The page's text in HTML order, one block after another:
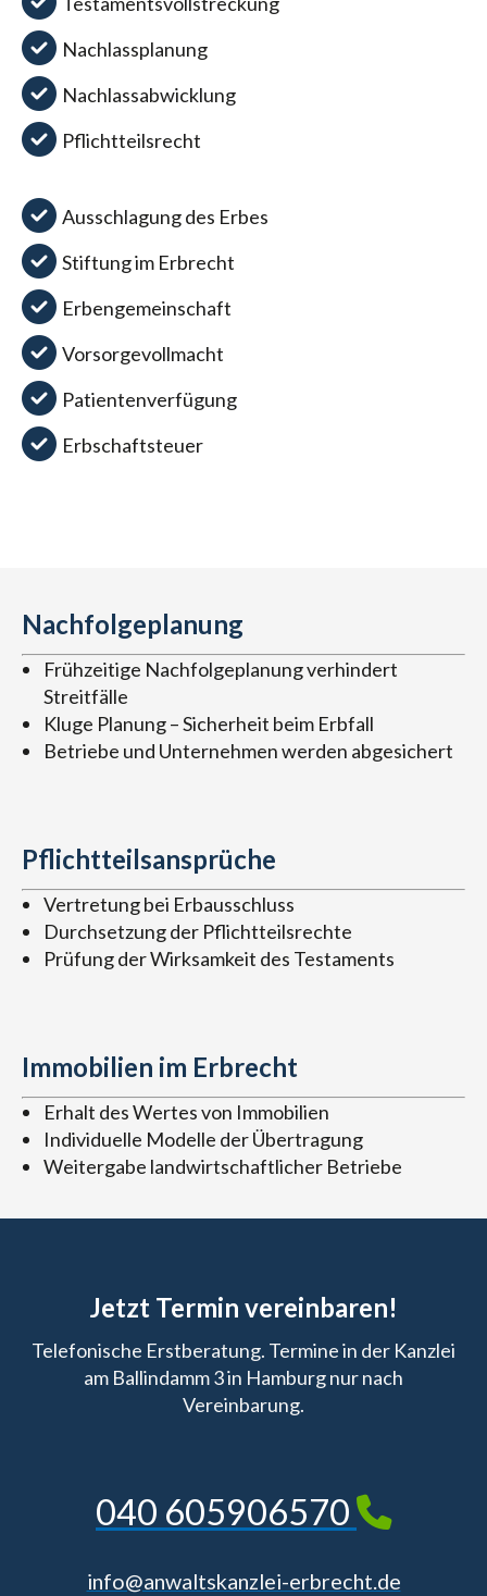
Nachlassplanung
Nachlassabwicklung
Pflichtteilsrecht
Ausschlagung des Erbes
Stiftung im Erbrecht
Erbengemeinschaft
Vorsorgevollmacht
Patientenverfügung
Erbschaftsteuer
Nachfolgeplanung
Frühzeitige Nachfolgeplanung verhindert
Streitfälle
Kluge Planung – Sicherheit beim Erbfall
Betriebe und Unternehmen werden abgesichert
Pflichtteilsansprüche
Vertretung bei Erbausschluss
Durchsetzung der Pflichtteilsrechte
Prüfung der Wirksamkeit des Testaments
Immobilien im Erbrecht
Erhalt des Wertes von Immobilien
Individuelle Modelle der Übertragung
Weitergabe landwirtschaftlicher Betriebe
Jetzt Termin vereinbaren!
Telefonische Erstberatung. Termine in der Kanzlei
am Ballindamm 3 in Hamburg nur nach
Vereinbarung.
040 605906570
info@anwaltskanzlei-erbrecht.de